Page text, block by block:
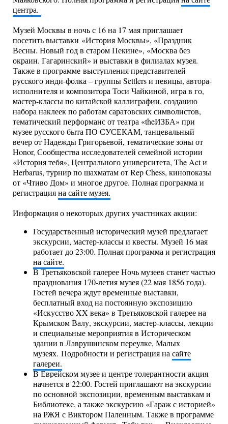
центра.
Музей Москвы в ночь с 16 на 17 мая приглашает
посетить выставки «История Москвы», «Праздник
Весны. Новый год в старом Пекине», «Москва без
окраин. Гагаринский» и выставки в филиалах музея.
Также в программе выступления представителей
русского инди-фолка – группы Settlers и певицы, автора-
исполнителя и композитора Тоси Чайкиной, игра в го,
мастер-классы по китайской каллиграфии, созданию
набора наклеек по работам саратовских символистов,
тематический перформанс от театра «theИЗБА» при
музее русского быта ПО СУСЕКАМ, танцевальный
вечер от Надежды Григорьевой, тематические зоны от
Honor, Сообщества исследователей семейной истории
«История тебя», Центрального университета, The Act и
Herbarus, турнир по шахматам от Rep Chess, кинопоказы
от «Чтиво Дом» и многое другое. Полная программа и
регистрацияна сайте музея.
Информация о некоторых других участниках акции:
Государственный исторический музей предлагает
экскурсии, мастер-классы и квесты. Музей 16 мая
работает до 23:00. Полная программа и регистрация
на сайте.
В Третьяковской галерее Ночь музеев станет частью
празднования 170-летия музея (22 мая 1856 года).
Гостей вечера ждут временные выставки,
бесплатный вход на постоянную экспозицию
«Искусство XX века» в Третьяковской галерее на
Крымском Валу, экскурсии, мастер-классы, лекции
и специальные мероприятия в Историческом
здании в Лаврушинском переулке, Малых
музеях. Подробности и регистрация насайте
галереи.
В Еврейском музее и центре толерантности акция
начнется в 22:00. Гостей приглашают на экскурсии
по основной экспозиции, временным выставкам и
Библиотеке, а также экскурсию «Гараж с историей»
на РЖЯ с Виктором Паленным. Также в программе